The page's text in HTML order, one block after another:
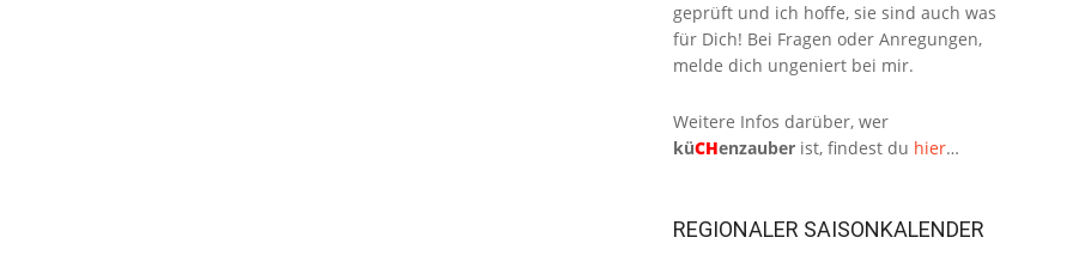
geprüft und ich hoffe, sie sind auch was
für Dich! Bei Fragen oder Anregungen,
melde dich ungeniert bei mir.
Weitere Infos darüber, wer
küCHenzauber ist, findest du hier…
REGIONALER SAISONKALENDER